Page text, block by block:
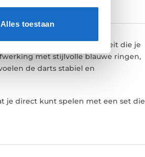
Alles toestaan
White en bieden de kwaliteit die je
met stijlvolle blauwe ringen,
de darts stabiel en
je direct kunt spelen met een set die